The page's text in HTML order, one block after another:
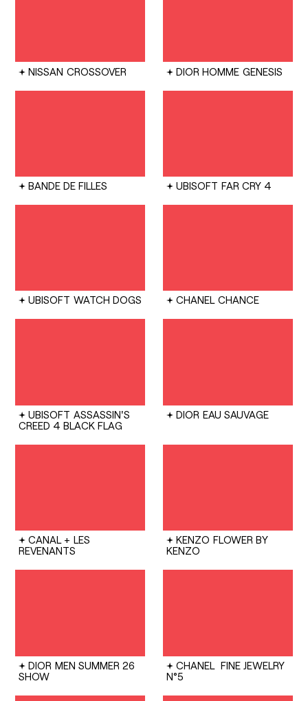
NISSAN CROSSOVER DIOR HOMME GENESIS
BANDE DE FILLES UBISOFT FAR CRY 4
UBISOFT WATCH DOGS CHANEL CHANCE
UBISOFT ASSASSIN'S
CREED 4 BLACK FLAG
DIOR EAU SAUVAGE
CANAL + LES
REVENANTS
KENZO FLOWER BY
KENZO
DIOR MEN SUMMER 26
SHOW
CHANEL FINE JEWELRY
N°5